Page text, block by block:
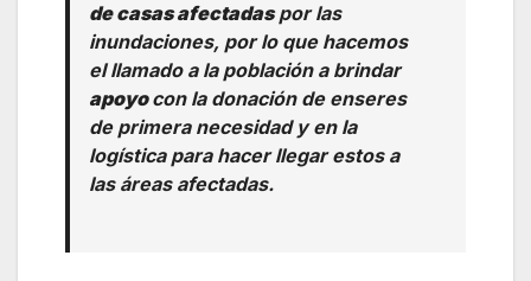
de casas afectadaspor las
inundaciones, por lo que hacemos
el llamado a la población a brindar
apoyocon la donación de enseres
de primera necesidad y en la
logística para hacer llegar estos a
las áreas afectadas.